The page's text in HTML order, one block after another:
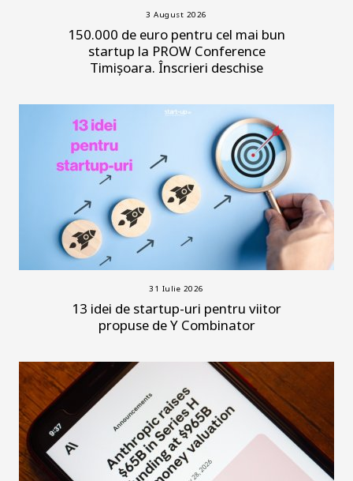
3 August 2026
150.000 de euro pentru cel mai bun
startup la PROW Conference
Timișoara. Înscrieri deschise
31 Iulie 2026
13 idei de startup-uri pentru viitor
propuse de Y Combinator